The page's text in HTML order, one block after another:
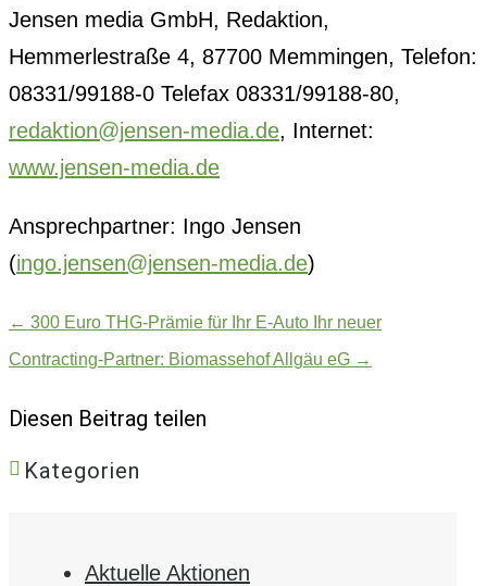
Jensen media GmbH, Redaktion,
Hemmerlestraße 4, 87700 Memmingen, Telefon:
08331/99188-0 Telefax 08331/99188-80,
redaktion@jensen-media.de, Internet:
www.jensen-media.de
Ansprechpartner: Ingo Jensen
(ingo.jensen@jensen-media.de)
← 300 Euro THG-Prämie für Ihr E-Auto Ihr neuer
Contracting-Partner: Biomassehof Allgäu eG →
Diesen Beitrag teilen
Kategorien
Aktuelle Aktionen